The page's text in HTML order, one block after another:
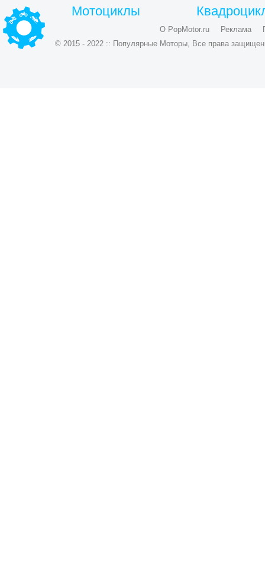
Мотоциклы
О PopMotor.ru Реклама
© 2015 - 2022 :: Популярные Моторы, Все права